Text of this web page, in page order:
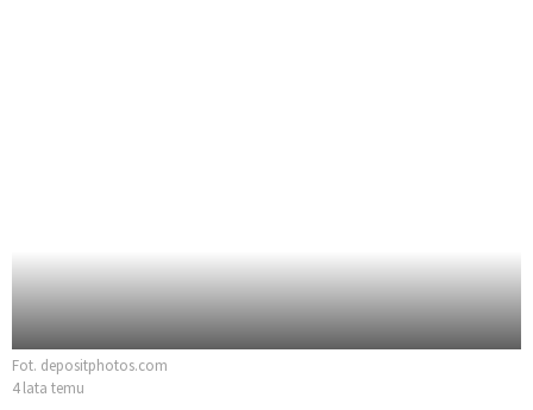
Fot. depositphotos.com
4 lata temu